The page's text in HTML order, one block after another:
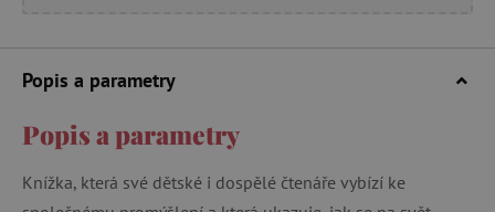
Popis a parametry
Popis a parametry
Knížka, která své dětské i dospělé čtenáře vybízí ke